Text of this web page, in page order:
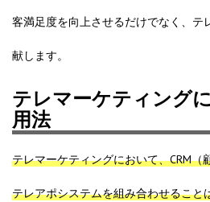
客満足度を向上させるだけでなく、テ
献します。
テレマーケティング
用法
テレマーケティングにおいて、CRM（
テレアポシステムを組み合わせること